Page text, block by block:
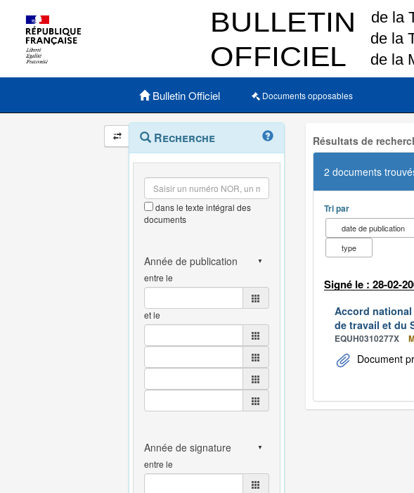
Menu principal
Bulletin Officiel Documents opposables
Navigation
et
outils
annexes
Menu
contextuel
Recherche
dans le texte intégral des
documents
entre le
et le
entre le
Résultats de
2 documents
Tri par
date de publication
type
Signé le : 28-02-
Accord
de travail et du
EQUH0310277X
Document